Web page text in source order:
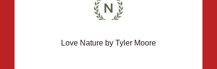
Love Nature by Tyler Moore